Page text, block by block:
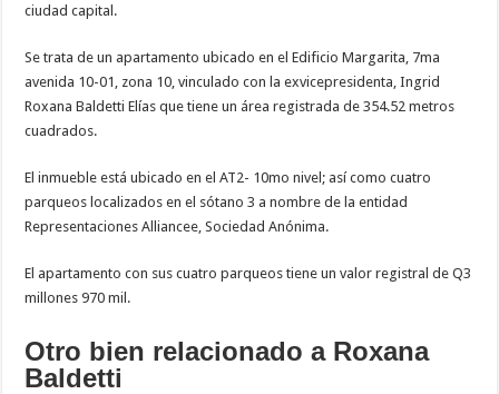
ciudad capital.
Se trata de un apartamento ubicado en el Edificio Margarita, 7ma
avenida 10-01, zona 10, vinculado con la exvicepresidenta, Ingrid
Roxana Baldetti Elías que tiene un área registrada de 354.52 metros
cuadrados.
El inmueble está ubicado en el AT2- 10mo nivel; así como cuatro
parqueos localizados en el sótano 3 a nombre de la entidad
Representaciones Alliancee, Sociedad Anónima.
El apartamento con sus cuatro parqueos tiene un valor registral de Q3
millones 970 mil.
Otro bien relacionado a Roxana
Baldetti